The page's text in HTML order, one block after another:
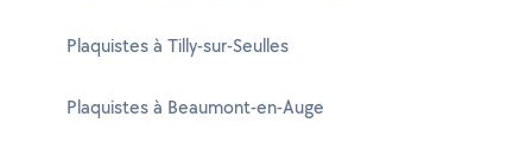
Plaquistes à Tilly-sur-Seulles
Plaquistes à Beaumont-en-Auge